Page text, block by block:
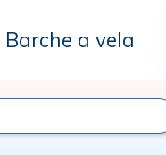
Barche a vela